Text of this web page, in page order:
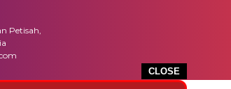
CLOSE
Petisah,